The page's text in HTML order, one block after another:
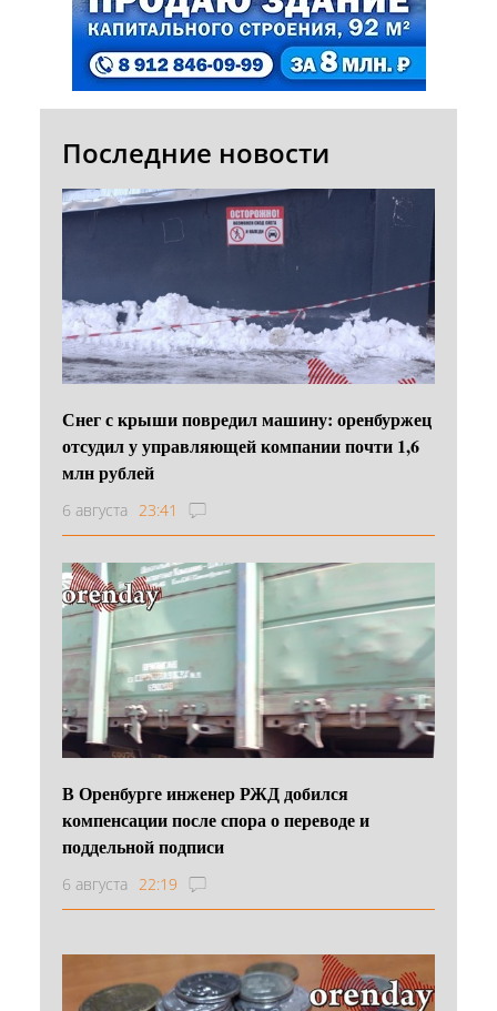
Последние новости
Снег с крыши повредил машину: оренбуржец
отсудил у управляющей компании почти 1,6
млн рублей
6 августа 23:41
В Оренбурге инженер РЖД добился
компенсации после спора о переводе и
поддельной подписи
6 августа 22:19